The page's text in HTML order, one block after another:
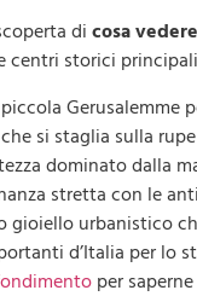
di cosa
centri storici
Gerusalemme
si staglia sulla
dominato dalla
stretta con le
gioiello urbanistico
d’Italia per lo
per